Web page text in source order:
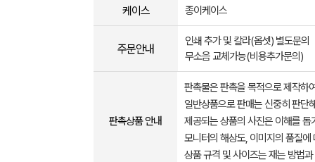
케이스 종이케이스
주문안내
인쇄 추가 및 칼라(옵셋) 별도문의
무소음 교체가능(비용추가문의)
판촉상품 안내
판촉물은 판촉을 목적으로 제작하
일반상품으로 판매는 신중히 판단
제공되는 상품의 사진은 이해를
모니터의 해상도, 이미지의 품질
상품 규격 및 사이즈는 재는 방법